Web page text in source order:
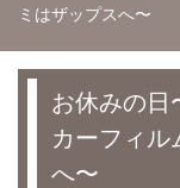
ミはザップスへ〜
お休みの日
カーフィル
へ〜